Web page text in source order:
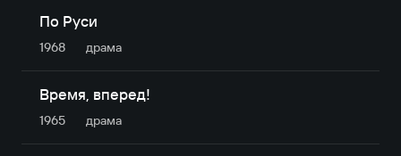
По Руси
1968 драма
Время, вперед!
1965 драма